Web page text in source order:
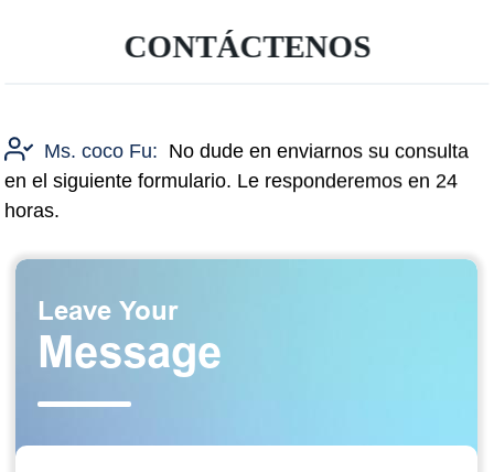
CONTÁCTENOS
Ms. coco Fu: No dude en enviarnos su consulta
en el siguiente formulario. Le responderemos en 24
horas.